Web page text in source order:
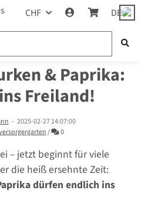
CHF DE
& Paprika:
Freiland!
– 2025-02-27 14:07:00
/ Kommentare
0
– jetzt beginnt für viele
die heiß ersehnte Zeit:
dürfen endlich ins